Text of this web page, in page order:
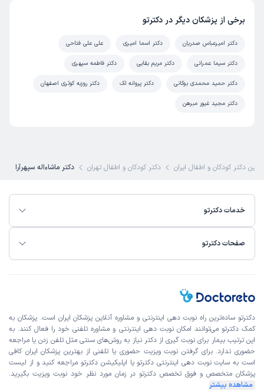
برخی از پزشکان دیگر در دکترتو
دکتر امیرعباس صدریان دکتر اسما امیری علی علی فتاحی
دکتر سیما عمرانی دکتر مریم بقایی دکتر فاطمه سپهری
دکتر حمید محمدی بوکانی دکتر پروانه لک دکتر روزبه کوثری اصفهان
دکتر مجید غیور مبرهن
دکتر کودکان و اطفال ایران دکتر کودکان و اطفال تهران دکتر ماشاءاله سپهرآرا
خدمات دکترتو
صفحات دکترتو
دکترتو ساده‌ترین راه نوبت‌ دهی اینترنتی و مشاوره آنلاین پزشکان ایران است. پزشکان به
کمک دکترتو می‌توانند امکان نوبت دهی اینترنتی و مشاوره تلفنی خود را فعال کنند. به
این ترتیب بیمار برای نوبت گیری از دکتر نیاز به روش‌های سنتی مثل تلفن زدن یا مراجعه
حضوری ندارد. برای گرفتن نوبت ویزیت حضوری یا تلفنی از بهترین پزشکان ایران کافی
است به سایت نوبت دهی اینترنتی دکترتو یا اپلیکیشن دکترتو مراجعه کنید و از لیست
پزشکان متخصص و فوق تخصص دکترتو در زمان مورد نظر خود نوبت ویزیت بگیرید.
مشاهده بیشتر